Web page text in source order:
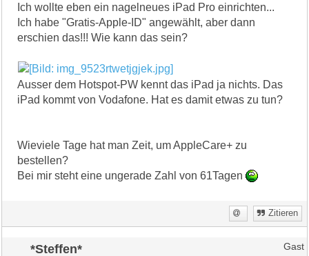
Ich wollte eben ein nagelneues iPad Pro einrichten...
Ich habe "Gratis-Apple-ID" angewählt, aber dann
erschien das!!! Wie kann das sein?
Ausser dem Hotspot-PW kennt das iPad ja nichts. Das
iPad kommt von Vodafone. Hat es damit etwas zu tun?
Wieviele Tage hat man Zeit, um AppleCare+ zu
bestellen?
Bei mir steht eine ungerade Zahl von 61Tagen
Zitieren
*Steffen* Gast